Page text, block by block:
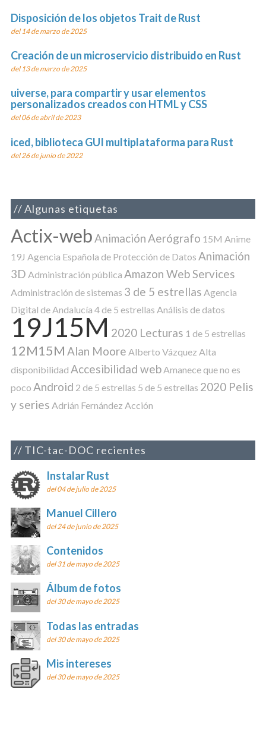
Disposición de los objetos Trait de Rust
del 14 de marzo de 2025
Creación de un microservicio distribuido en Rust
del 13 de marzo de 2025
uiverse, para compartir y usar elementos
personalizados creados con HTML y CSS
del 06 de abril de 2023
iced, biblioteca GUI multiplataforma para Rust
del 26 de junio de 2022
Algunas etiquetas
Actix-webAnimaciónAerógrafo 15M Anime
19J Agencia Española de Protección de Datos Animación
3D Administración pública Amazon Web Services
Administración de sistemas 3 de 5 estrellas Agencia
Digital de Andalucía 4 de 5 estrellas Análisis de datos
19J15M 2020 Lecturas 1 de 5 estrellas
12M15M Alan Moore Alberto Vázquez Alta
disponibilidad Accesibilidad webAmanece que no es
poco Android 2 de 5 estrellas 5 de 5 estrellas 2020 Pelis
y series Adrián Fernández Acción
TIC-tac-DOC recientes
Instalar Rust
del 04 de julio de 2025
Manuel Cillero
del 24 de junio de 2025
Contenidos
del 31 de mayo de 2025
Álbum de fotos
del 30 de mayo de 2025
Todas las entradas
del 30 de mayo de 2025
Mis intereses
del 30 de mayo de 2025